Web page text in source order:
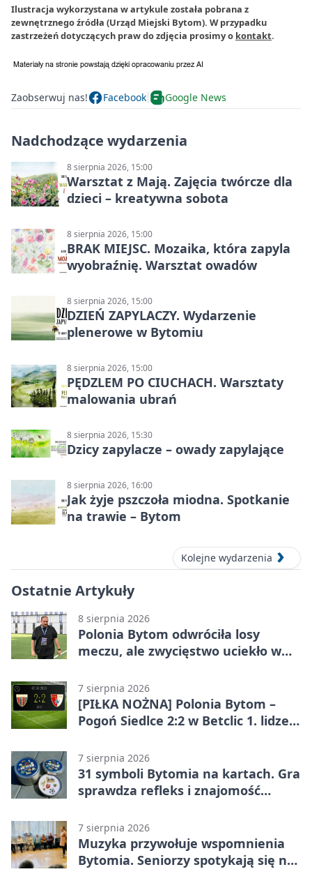
Ilustracja wykorzystana w artykule została pobrana z
zewnętrznego źródła (Urząd Miejski Bytom). W przypadku
zastrzeżeń dotyczących praw do zdjęcia prosimy o kontakt.
Zaobserwuj nas! Facebook Google News
Nadchodzące wydarzenia
8 sierpnia 2026, 15:00
Warsztat z Mają. Zajęcia twórcze dla
dzieci – kreatywna sobota
8 sierpnia 2026, 15:00
BRAK MIEJSC. Mozaika, która zapyla
wyobraźnię. Warsztat owadów
8 sierpnia 2026, 15:00
DZIEŃ ZAPYLACZY. Wydarzenie
plenerowe w Bytomiu
8 sierpnia 2026, 15:00
PĘDZLEM PO CIUCHACH. Warsztaty
malowania ubrań
8 sierpnia 2026, 15:30
Dzicy zapylacze – owady zapylające
8 sierpnia 2026, 16:00
Jak żyje pszczoła miodna. Spotkanie
na trawie – Bytom
Kolejne wydarzenia
Ostatnie Artykuły
8 sierpnia 2026
Polonia Bytom odwróciła losy
meczu, ale zwycięstwo uciekło w
7 sierpnia 2026
[PIŁKA NOŻNA] Polonia Bytom –
Pogoń Siedlce 2:2 w Betclic 1. lidze.
ale stracili zwycięstwo
7 sierpnia 2026
31 symboli Bytomia na kartach. Gra
sprawdza refleks i znajomość
7 sierpnia 2026
Muzyka przywołuje wspomnienia
Bytomia. Seniorzy spotykają się na